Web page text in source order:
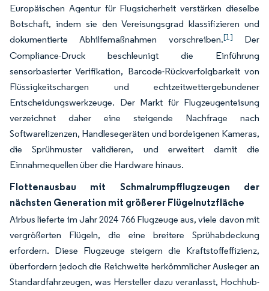
Europäischen Agentur für Flugsicherheit verstärken dieselbe
Botschaft, indem sie den Vereisungsgrad klassifizieren und
dokumentierte Abhilfemaßnahmen vorschreiben.[1] Der
Compliance-Druck beschleunigt die Einführung
sensorbasierter Verifikation, Barcode-Rückverfolgbarkeit von
Flüssigkeitschargen und echtzeitwettergebundener
Entscheidungswerkzeuge. Der Markt für Flugzeugenteisung
verzeichnet daher eine steigende Nachfrage nach
Softwarelizenzen, Handlesegeräten und bordeigenen Kameras,
die Sprühmuster validieren, und erweitert damit die
Einnahmequellen über die Hardware hinaus.
Flottenausbau mit Schmalrumpfflugzeugen der
nächsten Generation mit größerer Flügelnutzfläche
Airbus lieferte im Jahr 2024 766 Flugzeuge aus, viele davon mit
vergrößerten Flügeln, die eine breitere Sprühabdeckung
erfordern. Diese Flugzeuge steigern die Kraftstoffeffizienz,
überfordern jedoch die Reichweite herkömmlicher Ausleger an
Standardfahrzeugen, was Hersteller dazu veranlasst, Hochhub-